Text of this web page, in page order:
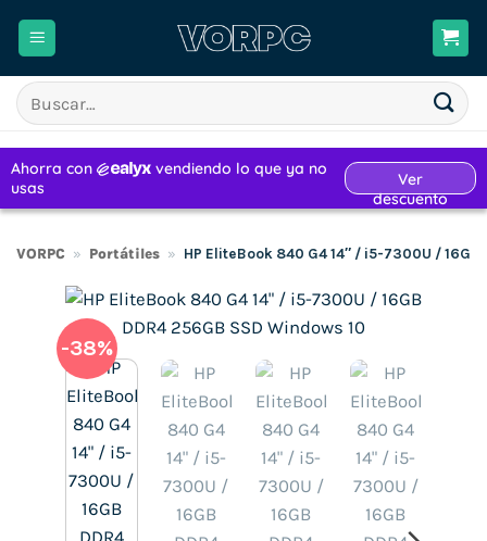
Buscar
por:
VORPC » Portátiles » HP EliteBook 840 G4 14″ / i5-7300U / 16GB
-38%